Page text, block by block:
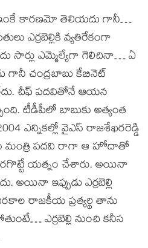
కారణమో తెలియదు గానీ…
ఎర్రబెల్లికి వ్యతిరేకంగా
సార్లు ఎమ్మెల్యేగా గెలిచినా… ఏ
గానీ చంద్రబాబు కేబినెట్
చీఫ్ పదవితోనే ఆయన
టీడీపీలో బాబుకు అత్యంత
ఎన్నికల్లో వైఎస్ రాజశేఖరరెడ్డి
మంత్రి పదవి రాగా ఆ హోదాతో
యత్నం చేశారు. అయినా
అయినా ఇప్పుడు ఎర్రబెల్లి
రాజకీయ ప్రత్యర్థి తాను
ఎర్రబెల్లి నుంచి కనీస